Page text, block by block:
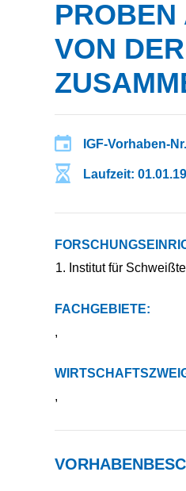
PROBEN
ON DER
IGF-Vorhaben-
Laufzeit:
Institut für
FACHGEBIETE:
,
,